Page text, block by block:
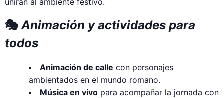
🎭 Animación y actividades para
todos
Animación de calle con personajes
ambientados en el mundo romano.
Música en vivo para acompañar la jornada con